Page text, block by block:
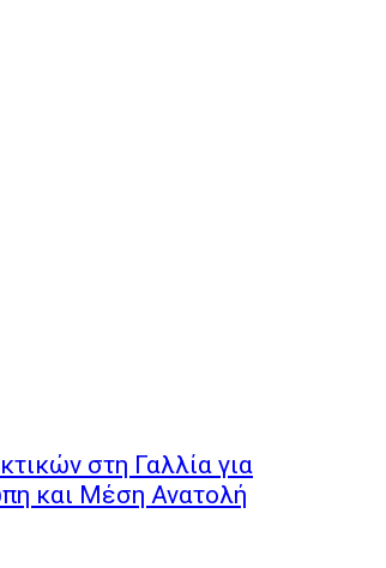
στη Γαλλία για
και Μέση Ανατολή